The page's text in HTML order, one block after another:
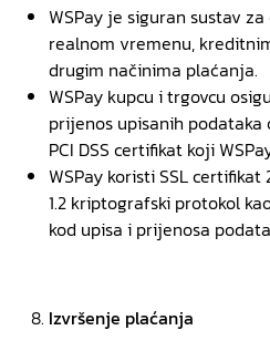
WSPay je siguran sustav
realnom vremenu,
drugim načinima plaćanja.
WSPay kupcu i trgovcu
prijenos upisanih
PCI DSS certifikat koji
WSPay koristi SSL
1.2 kriptografski protokol
kod upisa i prijenosa
Izvršenje plaćanja